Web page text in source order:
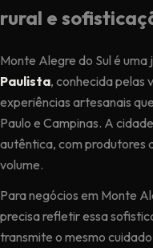
rural e
Monte Alegre do Sul é uma
Paulista, conhecida pelas
experiências artesanais
Paulo e Campinas. A
autêntica, com produtores
volume.
Para negócios em Monte
precisa refletir essa
transmite o mesmo